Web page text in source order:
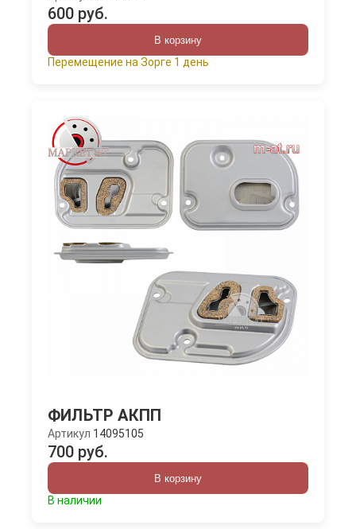
600 руб.
В корзину
Перемещение на Зорге 1 день
ФИЛЬТР АКПП
Артикул 14095105
700 руб.
В корзину
В наличии